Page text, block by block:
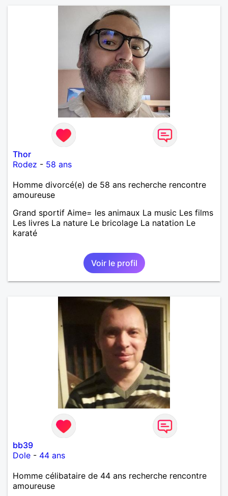
Thor
Rodez - 58 ans
Homme divorcé(e) de 58 ans recherche rencontre
amoureuse
Grand sportif Aime= les animaux La music Les films
Les livres La nature Le bricolage La natation Le
karaté
Voir le profil
bb39
Dole - 44 ans
Homme célibataire de 44 ans recherche rencontre
amoureuse